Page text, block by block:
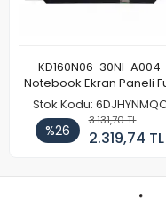
KD160N06-30NI-A004
Notebook Ekran Paneli
HD
Stok Kodu:
%26
3.131,70 TL
2.319,74 TL